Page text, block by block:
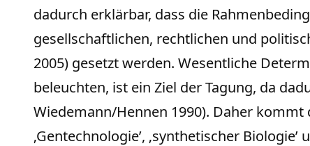
dadurch erklärbar, dass die
gesellschaftlichen, rechtlichen und
2005) gesetzt werden. Wesentliche
beleuchten, ist ein Ziel der Tagung, da
Wiedemann/Hennen 1990). Daher kommt
‚Gentechnologie’, ‚synthetischer